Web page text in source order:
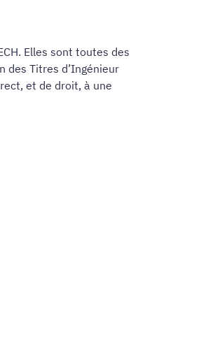
Elles sont toutes des
des Titres d’Ingénieur
et de droit, à une